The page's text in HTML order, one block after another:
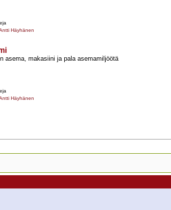
Häyhänen
asema, makasiini ja pala asemamiljöötä
Häyhänen